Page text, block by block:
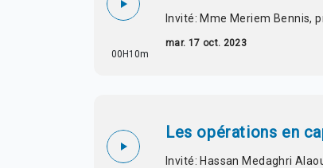
00H10m
Invité: Mme Meriem Bennis,
mar. 17 oct. 2023
Les opérations en
Invité: Hassan Medaghri